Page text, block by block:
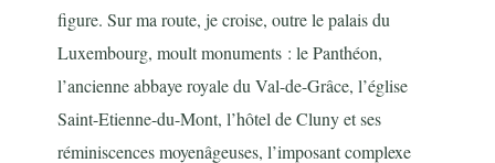
figure. Sur ma route, je croise, outre le palais du
Luxembourg, moult monuments : le Panthéon,
l’ancienne abbaye royale du Val-de-Grâce, l’église
Saint-Etienne-du-Mont, l’hôtel de Cluny et ses
réminiscences moyenâgeuses, l’imposant complexe